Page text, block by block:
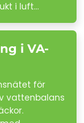
i luft…
i VA-
för
vattenbalans